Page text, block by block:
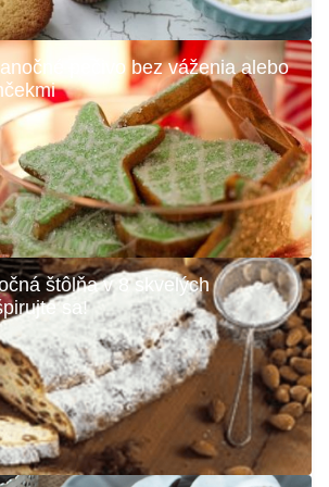
pečivo bez váženia alebo
štôlňa v 8 skvelých
sa!